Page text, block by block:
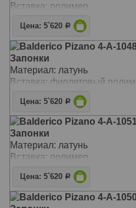
Вставка: полимер
Цена: 5`620 Р
Balderico Pizano 4-A-
Запонки
Материал: латунь
Вставка: фиолетовый
Цена: 5`620 Р
Balderico Pizano 4-A-
Запонки
Материал: латунь
Вставка: полимер
Цена: 5`620 Р
Balderico Pizano 4-A-